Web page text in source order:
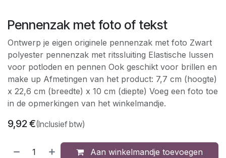
Pennenzak met foto of tekst
Ontwerp je eigen originele pennenzak met foto Zwart
polyester pennenzak met ritssluiting Elastische lussen
voor potloden en pennen Ook geschikt voor brillen en
make up Afmetingen van het product: 7,7 cm (hoogte)
x 22,6 cm (breedte) x 10 cm (diepte) Voeg een foto toe
in de opmerkingen van het winkelmandje.
9,92€(Inclusief btw)
Aan winkelmandje toevoegen